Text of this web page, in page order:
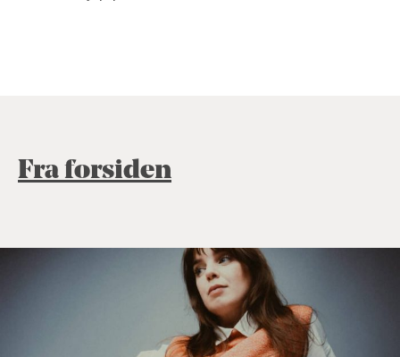
Fra forsiden